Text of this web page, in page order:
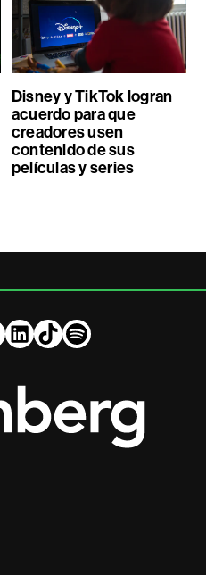
Disney y TikTok logran
acuerdo para que
creadores usen
contenido de sus
películas y series